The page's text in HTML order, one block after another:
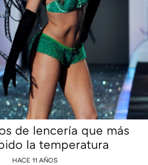
de lencería que más
la temperatura
HACE 11 AÑOS